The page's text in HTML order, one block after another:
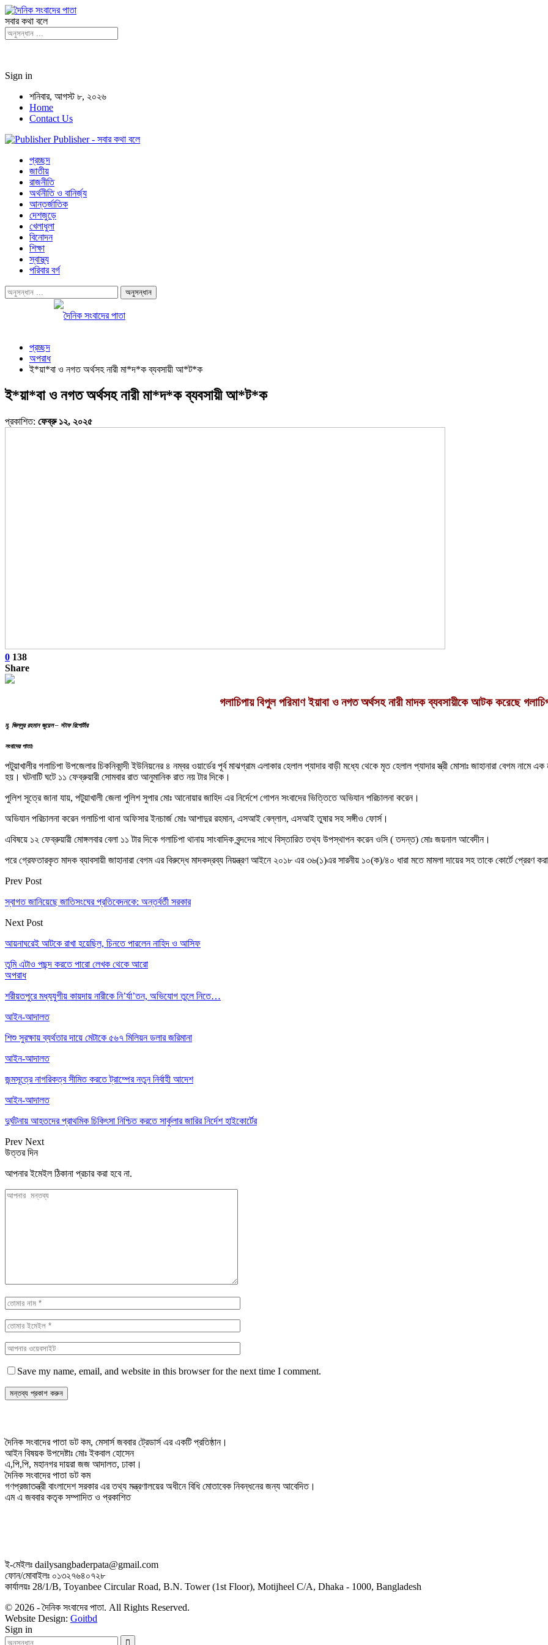
সবার কথা বলে
Sign in
শনিবার, আগস্ট ৮, ২০২৬
Home
Contact Us
Publisher - সবার কথা বলে
প্রচ্ছদ
জাতীয়
রাজনীতি
অর্থনীতি ও বানির্জ্য
আন্তর্জাতিক
দেশজুড়ে
খেলাধুলা
বিনোদন
শিক্ষা
স্বাস্থ্য
পরিবার বর্গ
প্রচ্ছদ
অপরাধ
ই*য়া*বা ও নগত অর্থসহ নারী মা*দ*ক ব্যবসায়ী আ*ট*ক
ই*য়া*বা ও নগত অর্থসহ নারী মা*দ*ক ব্যবসায়ী আ*ট*ক
প্রকাশিত: ফেব্রু ১২, ২০২৫
0 138
Share
গলাচিপায় বিপুল পরিমাণ ইয়াবা ও নগত অর্থসহ নারী মাদক ব্যবসায়ীকে আটক করেছে
মু. জিল্লুর রহমান জুয়েল – স্টাফ রিপোর্টার
সংবাদের পাতা:
পটুয়াখালীর গলাচিপা উপজেলার চিকনিকান্দী ইউনিয়নের ৪ নম্বর ওয়ার্ডের পূর্ব মাঝগ্রাম এলাকার হেলাল প্যাদার বাড়ী মধ্যে থেকে মৃত হেলাল প্যাদার স্ত্রী মোসাঃ জাহানারা বেগম
হয়। ঘটনাটি ঘটে ১১ ফেব্রুয়ারী সোমবার রাত আনুমানিক রাত নয় টার দিকে।
পুলিশ সূত্রে জানা যায়, পটুয়াখালী জেলা পুলিশ সুপার মোঃ আনোয়ার জাহিদ এর নির্দেশে গোপন সংবাদের ভিত্তিতে অভিযান পরিচালনা করেন।
অভিযান পরিচালনা করেন গলাচিপা থানা অফিসার ইনচার্জ মোঃ আশাদুর রহমান, এসআই বেল্লাল, এসআই তুষার সহ সঙ্গীও ফোর্স।
এবিষয়ে ১২ ফেব্রুয়ারী মোঙ্গলবার বেলা ১১ টার দিকে গলাচিপা থানায় সাংবাদিক বৃন্দদের সাথে বিস্তারিত তথ্য উপস্থাপন করেন ওসি ( তদন্ত) মোঃ জয়নাল আবেদীন।
পরে গ্রেফতারকৃত মাদক ব্যাবসায়ী জাহানারা বেগম এর বিরুদ্ধে মাদকদ্রব্য নিয়ন্ত্রণ আইনে ২০১৮ এর ৩৬(১)এর সারনীয় ১০(ক)/৪০ ধারা মতে মামলা দায়ের সহ তাকে কোর্টে প্রেরণ
Prev Post
স্বাগত জানিয়েছে জাতিসংঘের প্রতিবেদনকে: অন্তর্বর্তী সরকার
Next Post
আয়নাঘরেই আটকে রাখা হয়েছিল, চিনতে পারলেন নাহিদ ও আসিফ
তুমি এটাও পছন্দ করতে পারো লেখক থেকে আরো
অপরাধ
শরীয়তপুরে মধ্যযুগীয় কায়দায় নারীকে নি’র্যা’তন, অভিযোগ তুলে নিতে…
আইন-আদালত
শিশু সুরক্ষায় ব্যর্থতার দায়ে মেটাকে ৫৬৭ মিলিয়ন ডলার জরিমানা
আইন-আদালত
জন্মসূত্রে নাগরিকত্ব সীমিত করতে ট্রাম্পের নতুন নির্বাহী আদেশ
আইন-আদালত
দুর্ঘটনায় আহতদের প্রাথমিক চিকিৎসা নিশ্চিত করতে সার্কুলার জারির নির্দেশ হাইকোর্টের
Prev Next
উত্তর দিন
আপনার ইমেইল ঠিকানা প্রচার করা হবে না.
Save my name, email, and website in this browser for the next time I comment.
দৈনিক সংবাদের পাতা ডট কম, মেসার্স জববার ট্রেডার্স এর একটি প্রতিষ্ঠান।
আইন বিষয়ক উপদেষ্টাঃ মোঃ ইকবাল হোসেন
এ,পি,পি, মহানগর দায়রা জজ আদালত, ঢাকা।
দৈনিক সংবাদের পাতা ডট কম
গণপ্রজাতন্ত্রী বাংলাদেশ সরকার এর তথ্য মন্ত্রণালয়ের অধীনে বিধি মোতাবেক নিবন্ধনের জন্য আবেদিত।
এম এ জববার কতৃক সম্পাদিত ও প্রকাশিত
ই-মেইলঃ dailysangbaderpata@gmail.com
ফোন/মোবাইলঃ ০১৩২৭৬৪০৭২৮
কার্যালয়ঃ 28/1/B, Toyanbee Circular Road, B.N. Tower (1st Floor), Motijheel C/A, Dhaka - 1000, Bangladesh
© 2026 - দৈনিক সংবাদের পাতা. All Rights Reserved.
Website Design: Goitbd
Sign in